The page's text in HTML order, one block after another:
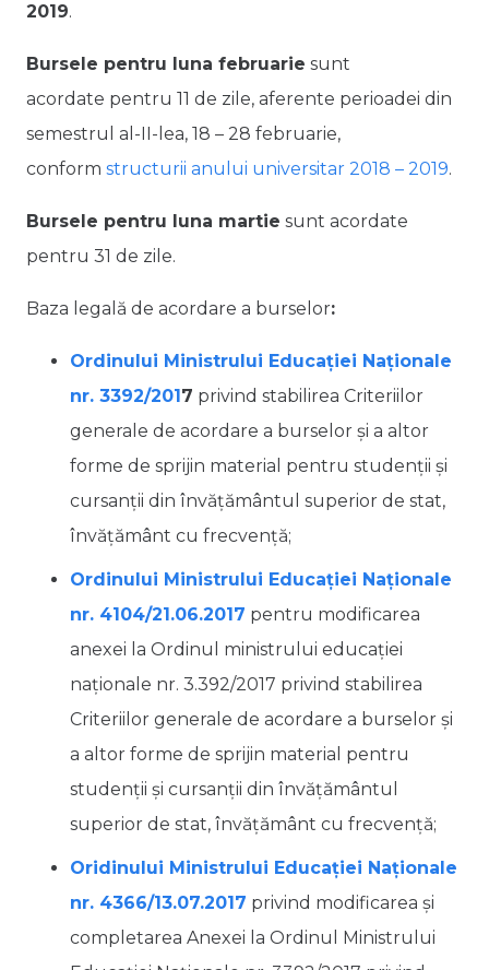
2019.
Bursele pentru luna februarie sunt
acordate pentru 11 de zile, aferente perioadei din
semestrul al-II-lea, 18 – 28 februarie,
conform structurii anului universitar 2018 – 2019.
Bursele pentru luna martie sunt acordate
pentru 31 de zile.
Baza legală de acordare a burselor:
Ordinului Ministrului Educației Naționale
nr. 3392/2017 privind stabilirea Criteriilor
generale de acordare a burselor şi a altor
forme de sprijin material pentru studenţii şi
cursanţii din învăţământul superior de stat,
învăţământ cu frecvenţă;
Ordinului Ministrului Educației Naționale
nr. 4104/21.06.2017 pentru modificarea
anexei la Ordinul ministrului educaţiei
naţionale nr. 3.392/2017 privind stabilirea
Criteriilor generale de acordare a burselor şi
a altor forme de sprijin material pentru
studenţii şi cursanţii din învăţământul
superior de stat, învăţământ cu frecvenţă;
Oridinului Ministrului Educației Naționale
nr. 4366/13.07.2017 privind modificarea și
completarea Anexei la Ordinul Ministrului